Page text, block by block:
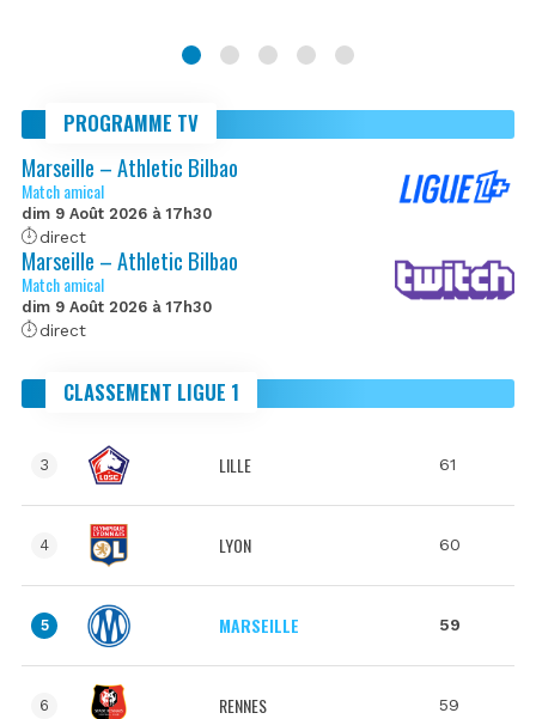
PROGRAMME TV
Marseille – Athletic Bilbao
Match amical
dim 9 Août 2026 à 17h30
direct
Marseille – Athletic Bilbao
Match amical
dim 9 Août 2026 à 17h30
direct
CLASSEMENT LIGUE 1
3 LILLE 61
4 LYON 60
5 MARSEILLE 59
6 RENNES 59